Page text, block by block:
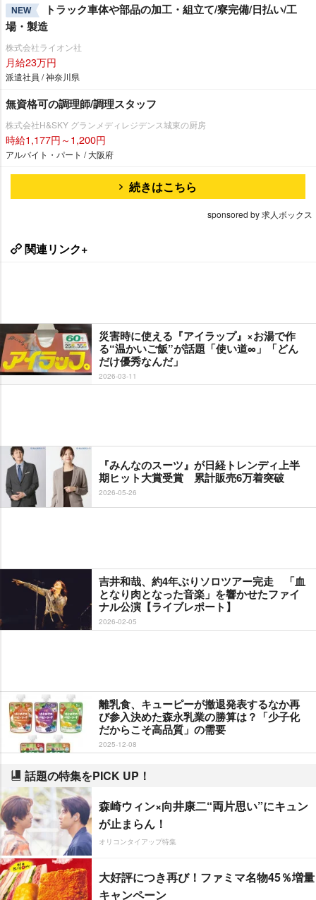
NEW
トラック車体や部品の加工・組立て/寮完備/日払い/工
場・製造
株式会社ライオン社
月給23万円
派遣社員 / 神奈川県
無資格可の調理師/調理スタッフ
株式会社H&SKY グランメディレジデンス城東の厨房
時給1,177円～1,200円
アルバイト・パート / 大阪府
続きはこちら
sponsored by 求人ボックス
関連リンク+
災害時に使える『アイラップ』×お湯で作
る“温かいご飯”が話題「使い道∞」「どん
だけ優秀なんだ」
2026-03-11
『みんなのスーツ』が日経トレンディ上半
期ヒット大賞受賞 累計販売6万着突破
2026-05-26
吉井和哉、約4年ぶりソロツアー完走 「血
となり肉となった音楽」を響かせたファイ
ナル公演【ライブレポート】
2026-02-05
離乳食、キューピーが撤退発表するなか再
び参入決めた森永乳業の勝算は？「少子化
だからこそ高品質」の需要
2025-12-08
話題の特集をPICK UP！
森崎ウィン×向井康二“両片思い”にキュン
が止まらん！
オリコンタイアップ特集
大好評につき再び！ファミマ名物45％増量
キャンペーン